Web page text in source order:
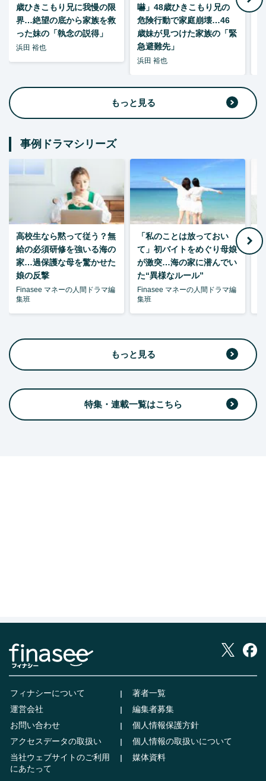
歳ひきこもり兄に我慢の限
界…絶望の底から家族を救
った妹の「執念の説得」
浜田 裕也
嚇」48歳ひきこもり兄の
危険行動で家庭崩壊…46
歳妹が見つけた家族の「緊
急避難先」
浜田 裕也
もっと見る
事例ドラマシリーズ
高校生なら黙って従う？無
給の必須研修を強いる海の
家…過保護な母を驚かせた
娘の反撃
Finasee マネーの人間ドラマ編
集班
「私のことは放っておい
て」初バイトをめぐり母娘
が激突…海の家に潜んでい
た“異様なルール”
Finasee マネーの人間ドラマ編
集班
もっと見る
特集・連載一覧はこちら
フィナシーについて
著者一覧
運営会社
編集者募集
お問い合わせ
個人情報保護方針
アクセスデータの取扱い
個人情報の取扱いについて
当社ウェブサイトのご利用
にあたって
媒体資料